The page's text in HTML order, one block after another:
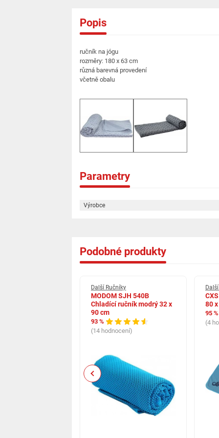
Popis
ručník na jógu
rozměry: 180 x 63 cm
různá barevná provedení
včetně obalu
Parametry
Výrobce
Podobné produkty
Další Ručníky
MODOM SJH 540B
Chladící ručník modrý 32 x
90 cm
93 %
(14 hodnocení)
80
95 %
(4
Previous